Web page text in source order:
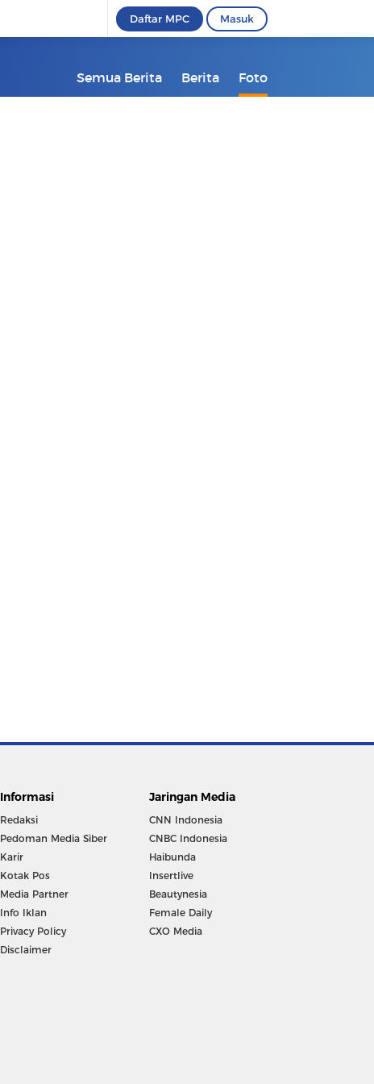
Daftar MPC Masuk
Semua Berita Berita Foto
Informasi
Redaksi
Pedoman Media Siber
Karir
Kotak Pos
Media Partner
Info Iklan
Privacy Policy
Disclaimer
Jaringan Media
CNN Indonesia
CNBC Indonesia
Haibunda
Insertlive
Beautynesia
Female Daily
CXO Media